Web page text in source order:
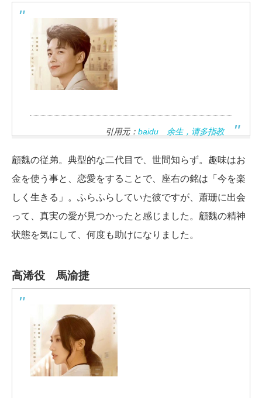
引用元： baidu 余生，请多指教
顧魏の従弟。典型的な二代目で、世間知らず。趣味はお
金を使う事と、恋愛をすることで、座右の銘は「今を楽
しく生きる」。ふらふらしていた彼ですが、蕭珊に出会
って、真実の愛が見つかったと感じました。顧魏の精神
状態を気にして、何度も助けになりました。
高浠役 馬渝捷